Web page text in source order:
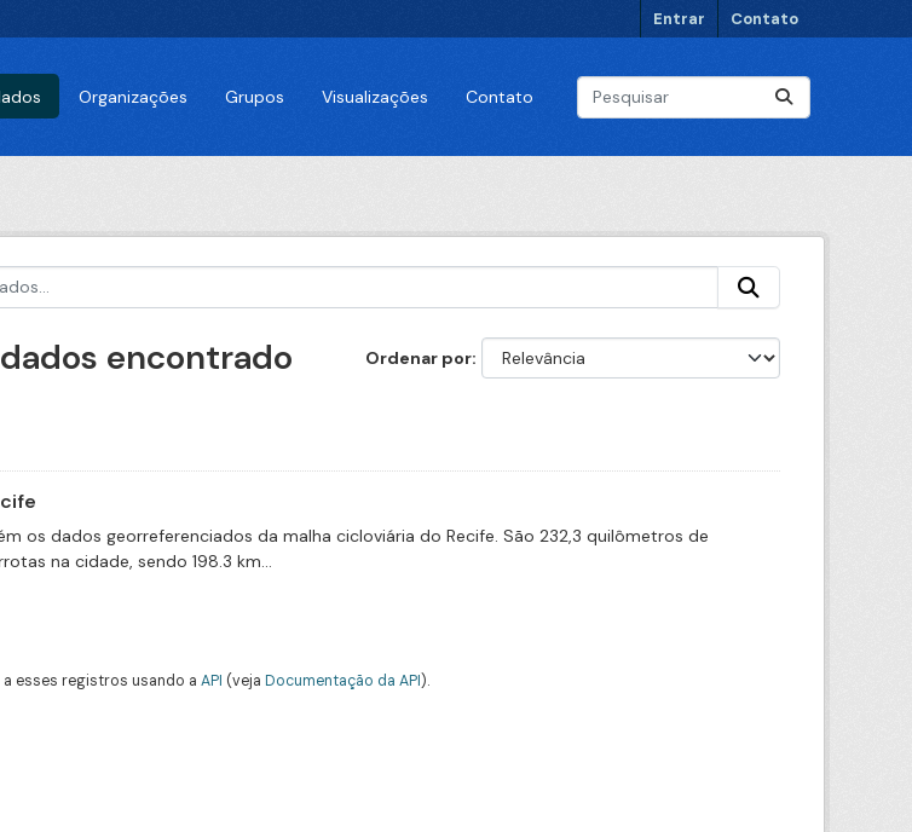
Entrar Contato
Organizações Grupos Visualizações Contato
Ordenar por
encontrado
os dados georreferenciados da malha cicloviária do Recife. São 232,3 quilômetros de
na cidade, sendo 198.3 km...
esses registros usando a API (veja Documentação da API).